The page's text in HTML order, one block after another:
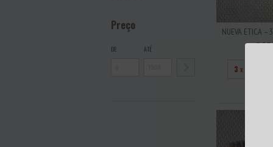
Preço
DE ATÉ
NUEVA ETICA –
3 x de